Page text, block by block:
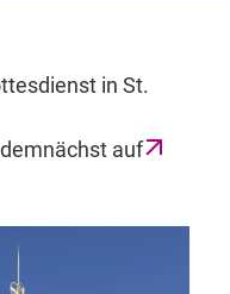
in St.
auf